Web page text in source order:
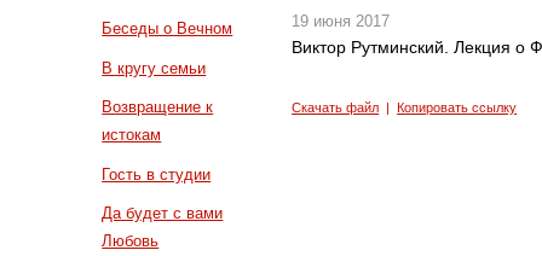
Беседы о Вечном
В кругу семьи
Возвращение к
истокам
Гость в студии
Да будет с вами
Любовь
19 июня 2017
Виктор Рутминский. Лекция о
Скачать файл |Копировать ссылку